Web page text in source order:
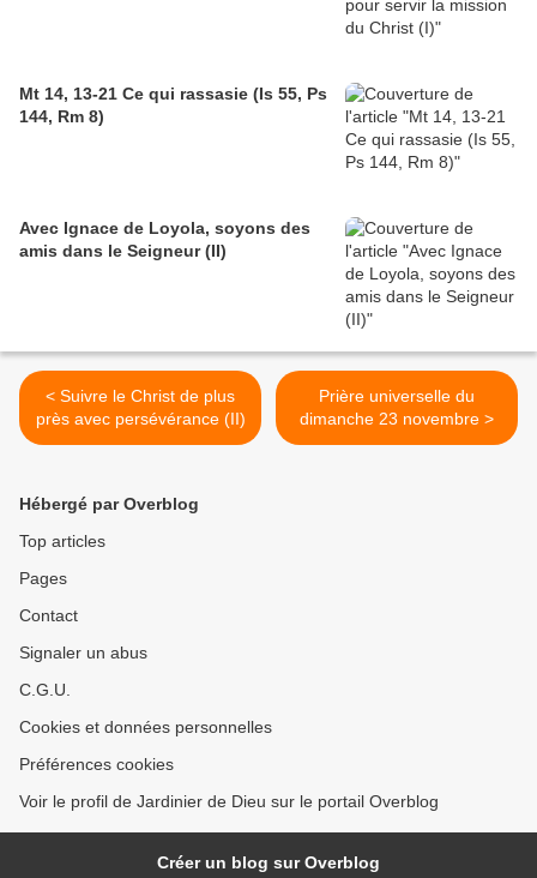
Mt 14, 13-21 Ce qui rassasie (Is 55, Ps
144, Rm 8)
Avec Ignace de Loyola, soyons des
amis dans le Seigneur (II)
< Suivre le Christ de plus
près avec persévérance (II)
Prière universelle du
dimanche 23 novembre >
Hébergé par Overblog
Top articles
Pages
Contact
Signaler un abus
C.G.U.
Cookies et données personnelles
Préférences cookies
Voir le profil de Jardinier de Dieu sur le portail Overblog
Créer un blog sur Overblog